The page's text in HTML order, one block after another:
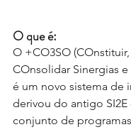
O que é:
O +CO3SO
COnsolidar Sinergias
é um novo sistema de
derivou do antigo SI2E
conjunto de